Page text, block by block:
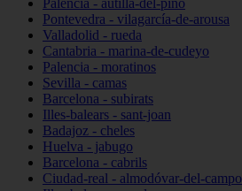
Palencia - autilla-del-pino
Pontevedra - vilagarcía-de-arousa
Valladolid - rueda
Cantabria - marina-de-cudeyo
Palencia - moratinos
Sevilla - camas
Barcelona - subirats
Illes-balears - sant-joan
Badajoz - cheles
Huelva - jabugo
Barcelona - cabrils
Ciudad-real - almodóvar-del-campo